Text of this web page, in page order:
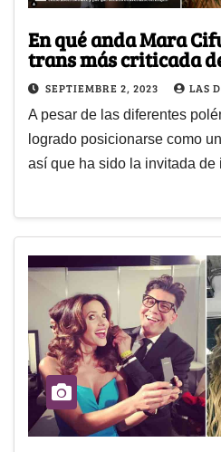
En qué anda Mara
trans más criticada
SEPTIEMBRE 2, 2023 LAS
A pesar de las diferentes
logrado posicionarse como
así que ha sido la invitada de